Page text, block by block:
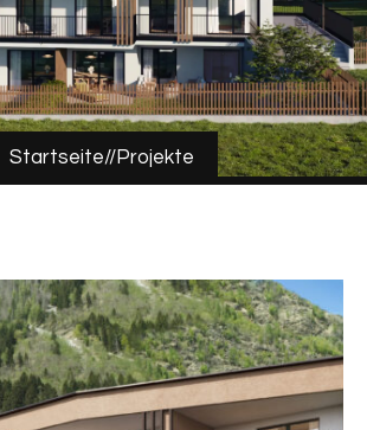
Startseite//Projekte